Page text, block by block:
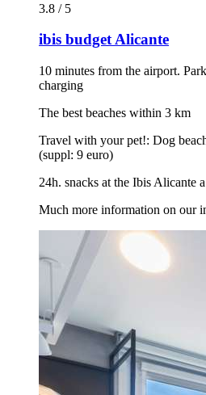
3.8 / 5
ibis budget Alicante
10 minutes from the airport.
charging
The best beaches within 3 km
Travel with your pet!: Dog
(suppl: 9 euro)
24h. snacks at the Ibis Alicante
Much more information on our